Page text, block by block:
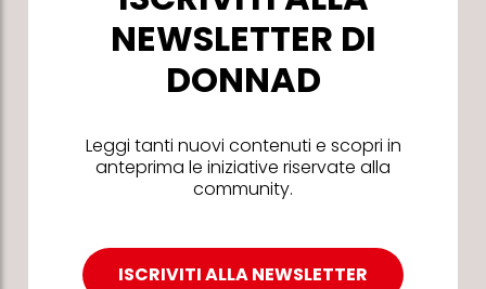
NEWSLETTER DI
DONNAD
Leggi tanti nuovi contenuti e scopri in
anteprima le iniziative riservate alla
community.
ISCRIVITI ALLA NEWSLETTER